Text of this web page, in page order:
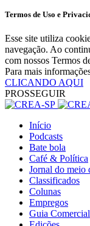
Termos de Uso e
Esse site utiliza
navegação. Ao
com nossos Termos
Para mais
CLICANDO AQUI
PROSSEGUIR
Início
Podcasts
Bate bola
Café & Política
Jornal do meio
Classificados
Colunas
Empregos
Guia Comercial